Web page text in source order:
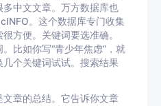
中文文章。万方数据库也
。这个数据库专门收集
方便。关键词要选准确。
比如你写“青少年焦虑”，就
个关键词试试。搜索结果
章的总结。它告诉你文章